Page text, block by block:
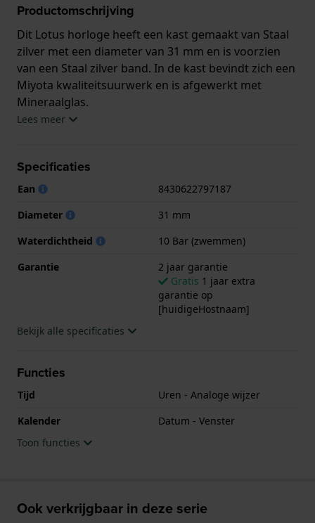
Productomschrijving
Dit Lotus horloge heeft een kast gemaakt van Staal
zilver met een diameter van 31 mm en is voorzien
van een Staal zilver band. In de kast bevindt zich een
Miyota kwaliteitsuurwerk en is afgewerkt met
Mineraalglas.
horloge geleverd met 2 jaar garantie.
Lees meer
Specificaties
Ean
8430622797187
Diameter
31 mm
Waterdichtheid
10 Bar (zwemmen)
Garantie
2 jaar garantie
Gratis 1 jaar extra
garantie op
[huidigeHostnaam]
Bekijk alle specificaties
Functies
Tijd
Uren - Analoge wijzer
Kalender
Datum - Venster
Toon functies
Ook verkrijgbaar in deze serie